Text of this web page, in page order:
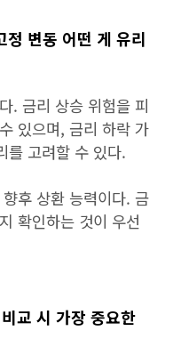
변동 어떤 게 유리
. 금리 상승 위험을 피
있으며, 금리 하락 가
를 고려할 수 있다.
후 상환 능력이다. 금
확인하는 것이 우선
교 시 가장 중요한